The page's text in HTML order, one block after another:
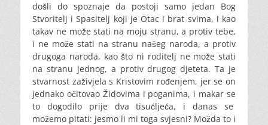
došli do spoznaje da postoji samo jedan Bog
Stvoritelj i Spasitelj koji je Otac i brat svima, i kao
takav ne može stati na moju stranu, a protiv tebe,
i ne može stati na stranu našeg naroda, a protiv
drugoga naroda, kao što ni roditelj ne može stati
na stranu jednog, a protiv drugog djeteta. Ta je
stvarnost zaživjela s Kristovim rođenjem, jer se on
jednako očitovao Židovima i poganima, i makar se
to dogodilo prije dva tisućljeća, i danas se
možemo pitati: jesmo li mi toga svjesni? Možda to i